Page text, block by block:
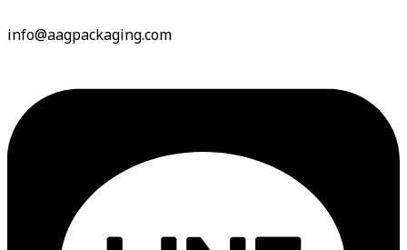
info@aagpackaging.com